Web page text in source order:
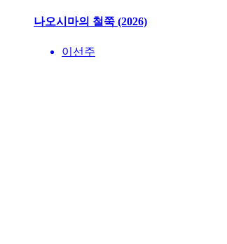
나오시마의 철쭉 (2026)
이선주